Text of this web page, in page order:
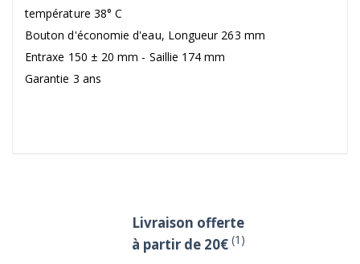
température 38° C
Bouton d'économie d'eau, Longueur 263 mm
Entraxe 150 ± 20 mm - Saillie 174 mm
Garantie 3 ans
Livraison offerte
à partir de 20€ (1)